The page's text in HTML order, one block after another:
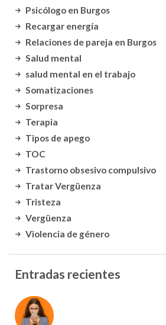
Psicólogo en Burgos
Recargar energía
Relaciones de pareja en Burgos
Salud mental
salud mental en el trabajo
Somatizaciones
Sorpresa
Terapia
Tipos de apego
TOC
Trastorno obsesivo compulsivo
Tratar Vergüenza
Tristeza
Vergüenza
Violencia de género
Entradas recientes